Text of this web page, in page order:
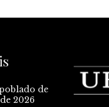
de
2026